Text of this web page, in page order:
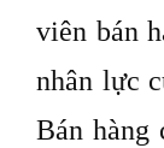
viên bán
nhân lực
Bán hàng